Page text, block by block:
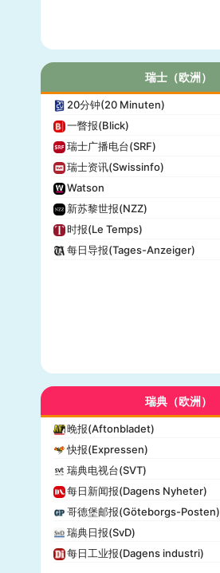
瑞士（欧洲）
20分钟(20 Minuten)
一瞥报(Blick)
瑞士广播电台(SRF)
瑞士资讯(Swissinfo)
Watson
新苏黎世报(NZZ)
时报(Le Temps)
每日导报(Tages-Anzeiger)
瑞典（欧洲）
晚报(Aftonbladet)
快报(Expressen)
瑞典电视台(SVT)
每日新闻报(Dagens Nyheter)
哥德堡邮报(Göteborgs-Posten)
瑞典日报(SvD)
每日工业报(Dagens industri)